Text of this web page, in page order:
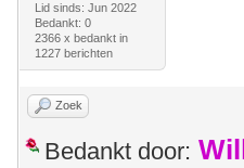
Lid sinds: Jun 2022
Bedankt: 0
2366 x bedankt in
1227 berichten
Zoek
Bedankt door: